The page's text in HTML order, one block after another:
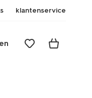
klantenservice